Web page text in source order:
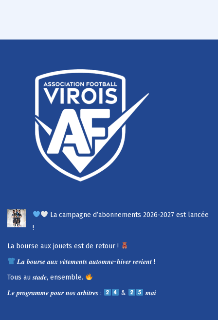
La campagne d’abonnements 2026-2027 est lancée
!
La bourse aux jouets est de retour !
𝑳𝒂 𝒃𝒐𝒖𝒓𝒔𝒆 𝒂𝒖𝒙 𝒗𝒆̂𝒕𝒆𝒎𝒆𝒏𝒕𝒔 𝒂𝒖𝒕𝒐𝒎𝒏𝒆-𝒉𝒊𝒗𝒆𝒓 𝒓𝒆𝒗𝒊𝒆𝒏𝒕 !
Tous au 𝒔𝒕𝒂𝒅𝒆, ensemble.
𝑳𝒆 𝒑𝒓𝒐𝒈𝒓𝒂𝒎𝒎𝒆 𝒑𝒐𝒖𝒓 𝒏𝒐𝒔 𝒂𝒓𝒃𝒊𝒕𝒓𝒆𝒔 :
& 𝒎𝒂𝒊